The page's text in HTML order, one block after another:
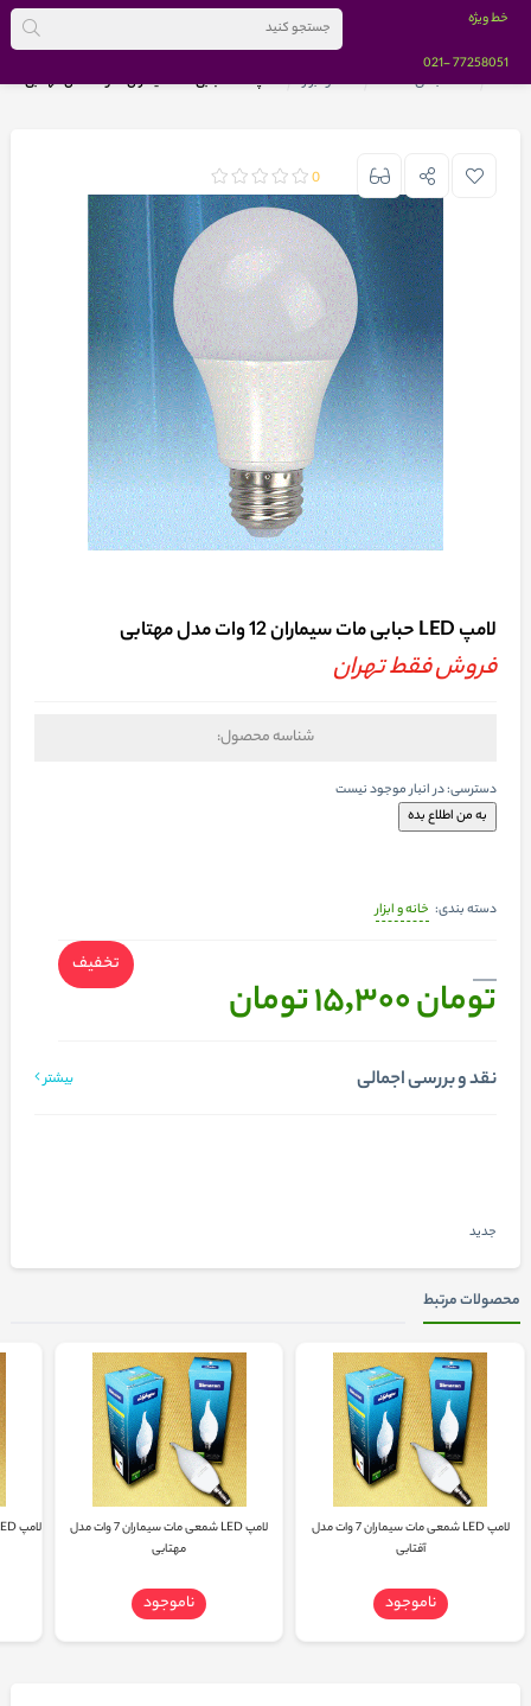
خط ویژه
77258051
-021
خانه
دسته بندی کالاها خانه و ابزار لامپ LED حبابی مات سیماران 12 وات مدل مهتابی
لامپ LED حبابی مات سیماران 12 وات مدل مهتابی
فروش فقط تهران
شناسه محصول:
دسترسی:در انبار موجود نیست
دسته بندی: خانه و ابزار
تومان 15,300 تومان
تخفیف
0
نقد و بررسی اجمالی بیشتر
جدید
محصولات مرتبط
لامپ LED شمعی مات سیماران 7 وات مدل
آفتابی
ناموجود
لامپ LED شمعی مات سیماران 7 وات مدل
مهتابی
ناموجود
لامپ LED حبابی مات سیماران 9 وات مدل آفتابی